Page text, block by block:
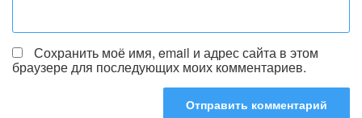
Сохранить моё имя, email и адрес сайта в этом
браузере для последующих моих комментариев.